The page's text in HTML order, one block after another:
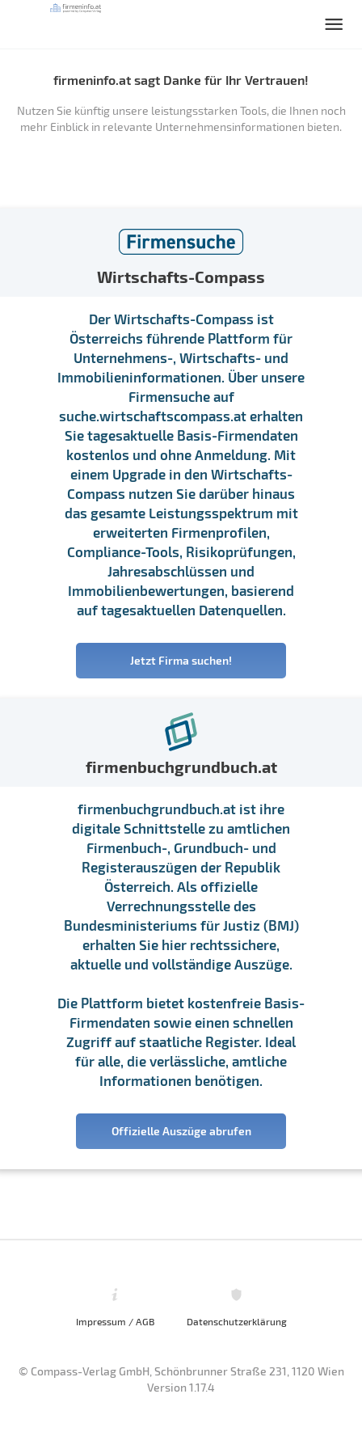
firmeninfo.at sagt Danke für Ihr Vertrauen!
Nutzen Sie künftig unsere leistungsstarken Tools, die Ihnen noch
mehr Einblick in relevante Unternehmensinformationen bieten.
Wirtschafts-Compass
Der Wirtschafts-Compass ist
Österreichs führende Plattform für
Unternehmens-, Wirtschafts- und
Immobilieninformationen. Über unsere
Firmensuche auf
suche.wirtschaftscompass.at erhalten
Sie tagesaktuelle Basis-Firmendaten
kostenlos und ohne Anmeldung. Mit
einem Upgrade in den Wirtschafts-
Compass nutzen Sie darüber hinaus
das gesamte Leistungsspektrum mit
erweiterten Firmenprofilen,
Compliance-Tools, Risikoprüfungen,
Jahresabschlüssen und
Immobilienbewertungen, basierend
auf tagesaktuellen Datenquellen.
Jetzt Firma suchen!
firmenbuchgrundbuch.at
firmenbuchgrundbuch.at ist ihre
digitale Schnittstelle zu amtlichen
Firmenbuch-, Grundbuch- und
Registerauszügen der Republik
Österreich. Als offizielle
Verrechnungsstelle des
Bundesministeriums für Justiz (BMJ)
erhalten Sie hier rechtssichere,
aktuelle und vollständige Auszüge.
Die Plattform bietet kostenfreie Basis-
Firmendaten sowie einen schnellen
Zugriff auf staatliche Register. Ideal
für alle, die verlässliche, amtliche
Informationen benötigen.
Offizielle Auszüge abrufen
Impressum / AGB Datenschutzerklärung
© Compass-Verlag GmbH, Schönbrunner Straße 231, 1120 Wien
Version 1.17.4